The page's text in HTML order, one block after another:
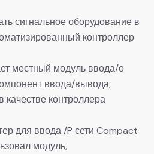
сигнальное оборудование в
контроллер
местный модуль ввода/о
ввода/вывода,
качестве контроллера
для ввода /P сети Compact
модуль,